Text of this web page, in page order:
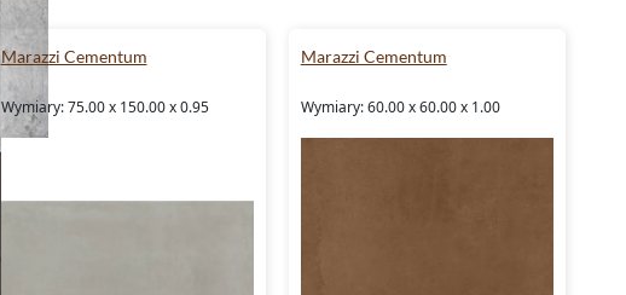
musisz obawiać się, że niskie temperatury czy mroźne zimy
Rektyfikowane płytki Marazzi Cementum
rektyfikowane. To oznacza, że ich boki są idealnie proste, co
Marazzi Cementum
Wymiary: 75.00 x 150.00 x 0.95
Marazzi Cementum
Wymiary: 60.00 x 60.00 x 1.00